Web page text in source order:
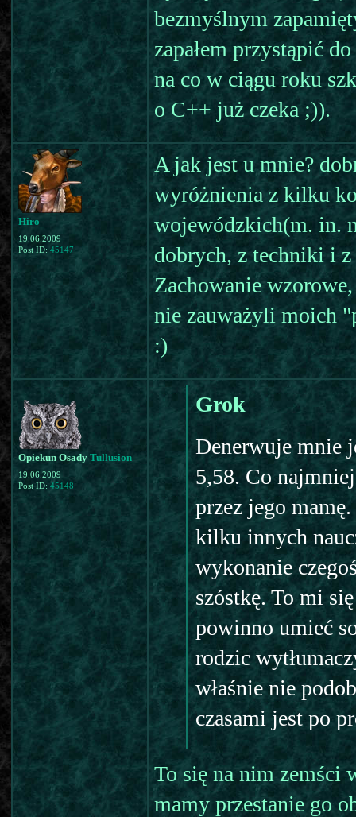
bezmyślnym
zapałem przystąpić
na co w ciągu roku
o C++ już czeka ;)).
Hiro
19.06.2009
Post ID: 45147
A jak jest u mnie?
wyróżnienia z kilku
wojewódzkich(m. in.
dobrych, z techniki i
Zachowanie
nie zauważyli moich
:)
Opiekun Osady Tullusion
19.06.2009
Post ID: 45148
Grok
Denerwuje mnie
5,58. Co
przez jego
kilku innych
wykonanie
szóstkę. To mi
powinno umieć
rodzic
właśnie nie
czasami jest po
To się na nim zemści
mamy przestanie go